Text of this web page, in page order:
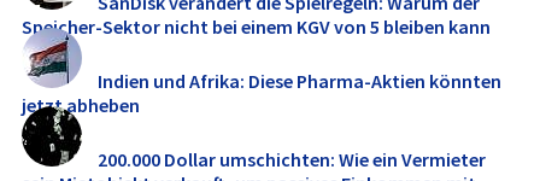
Speicher-Sektor nicht bei einem KGV von 5 bleiben kann
Indien und Afrika: Diese Pharma-Aktien könnten
jetzt abheben
200.000 Dollar umschichten: Wie ein Vermieter